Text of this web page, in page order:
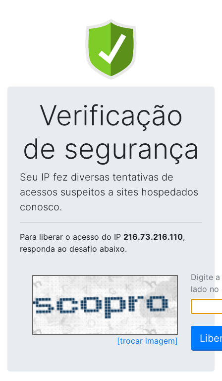
Verificação
de segurança
Seu IP fez diversas tentativas de
acessos suspeitos a sites hospedados
conosco.
Para liberar o acesso do IP 216.73.216.110,
responda ao desafio abaixo.
[trocar imagem]
Digite
lado no